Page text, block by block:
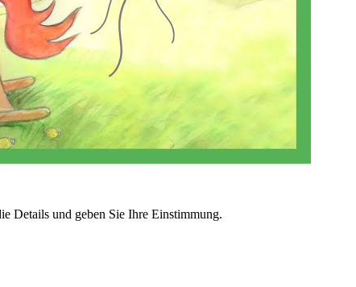
Details und geben Sie Ihre Einstimmung.